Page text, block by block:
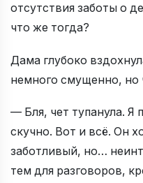
отсутствия заботы о
что же тогда?
Дама глубоко
немного смущенно, но
— Бля, чет тупанула. Я
скучно. Вот и всё. Он
заботливый, но…
тем для разговоров,